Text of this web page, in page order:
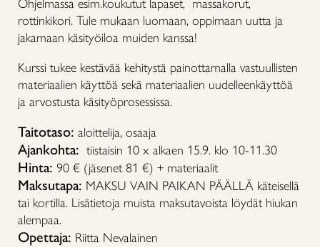
Ohjelmassa esim.koukutut lapaset, massakorut,
rottinkikori. Tule mukaan luomaan, oppimaan uutta ja
jakamaan käsityöiloa muiden kanssa!
Kurssi tukee kestävää kehitystä painottamalla vastuullisten
materiaalien käyttöä sekä materiaalien uudelleenkäyttöä
ja arvostusta käsityöprosessissa.
Taitotaso: aloittelija, osaaja
Ajankohta: tiistaisin 10 x alkaen 15.9. klo 10-11.30
Hinta: 90 € (jäsenet 81 €) + materiaalit
Maksutapa: MAKSU VAIN PAIKAN PÄÄLLÄ käteisellä
tai kortilla. Lisätietoja muista maksutavoista löydät hiukan
alempaa.
Opettaja: Riitta Nevalainen